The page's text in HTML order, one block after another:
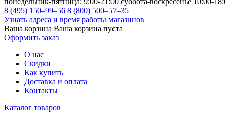
8 (495) 150–99–56 8 (800) 500–57–35
Узнать адреса и время работы магазинов
Ваша корзина Ваша корзина пуста
Оформить заказ
О нас
Скидки
Как купить
Доставка и оплата
Контакты
Каталог товаров